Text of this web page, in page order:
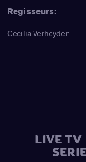
Regisseurs:
Cecilia Verheyden
LIVE TV